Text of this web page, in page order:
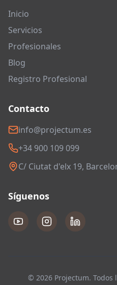
Inicio
Servicios
Profesionales
Blog
Registro Profesional
Contacto
info@projectum.es
+34 900 109 099
C/ Ciutat d'elx 19,
Síguenos
© 2026 Projectum. Todos